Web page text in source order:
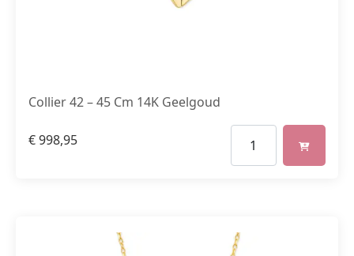
Collier 42 – 45 Cm 14K Geelgoud
€998,95